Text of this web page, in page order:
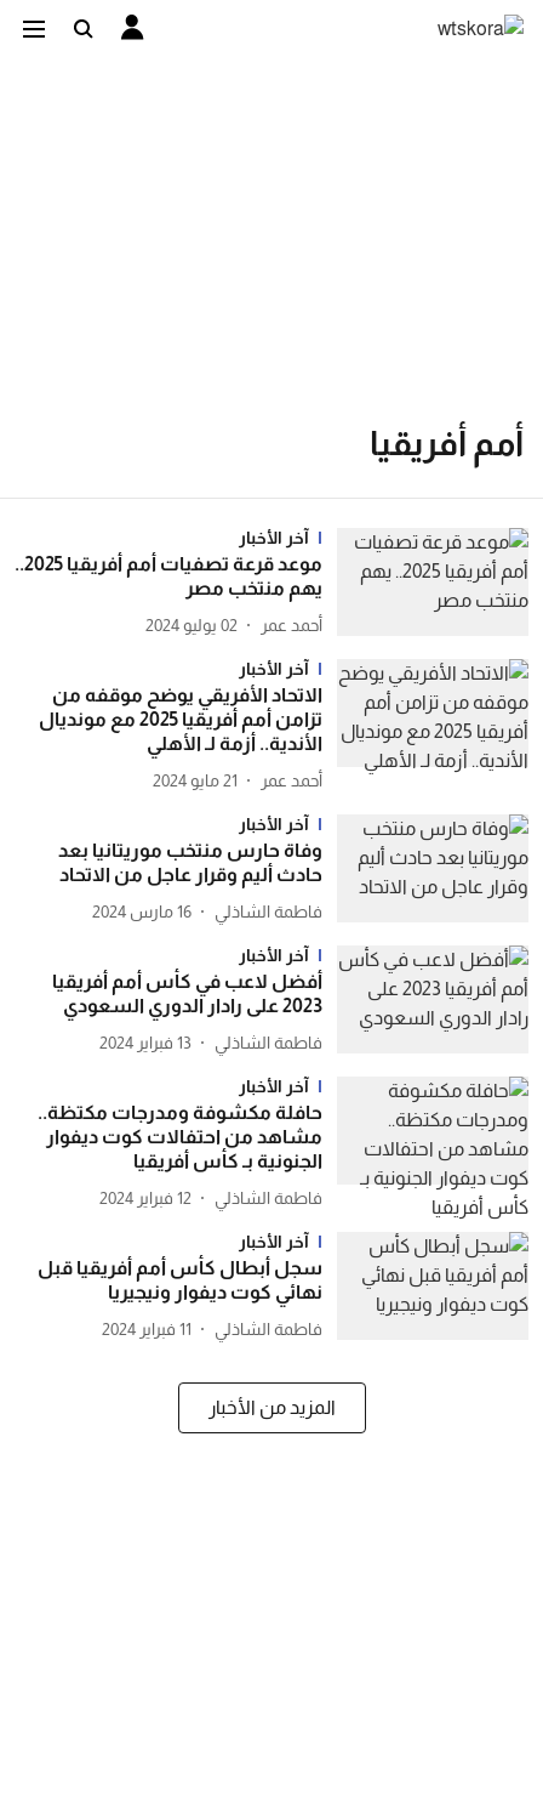
أمم أفريقيا
آخر الأخبار
موعد قرعة تصفيات أمم أفريقيا 2025..
يهم منتخب مصر
أحمد عمر 02 يوليو 2024
آخر الأخبار
الاتحاد الأفريقي يوضح موقفه من
تزامن أمم أفريقيا 2025 مع مونديال
الأندية.. أزمة لـ الأهلي
أحمد عمر 21 مايو 2024
آخر الأخبار
وفاة حارس منتخب موريتانيا بعد
حادث أليم وقرار عاجل من الاتحاد
فاطمة الشاذلي 16 مارس 2024
آخر الأخبار
أفضل لاعب في كأس أمم أفريقيا
2023 على رادار الدوري السعودي
فاطمة الشاذلي 13 فبراير 2024
آخر الأخبار
حافلة مكشوفة ومدرجات مكتظة..
مشاهد من احتفالات كوت ديفوار
الجنونية بـ كأس أفريقيا
فاطمة الشاذلي 12 فبراير 2024
آخر الأخبار
سجل أبطال كأس أمم أفريقيا قبل
نهائي كوت ديفوار ونيجيريا
فاطمة الشاذلي 11 فبراير 2024
المزيد من الأخبار